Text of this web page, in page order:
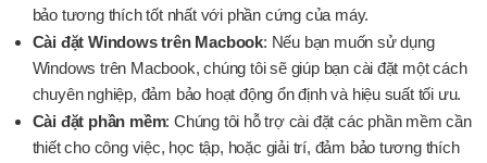
bảo tương thích tốt nhất với phần cứng của máy.
Cài đặt Windows trên Macbook: Nếu bạn muốn sử dụng
Windows trên Macbook, chúng tôi sẽ giúp bạn cài đặt một cách
chuyên nghiệp, đảm bảo hoạt động ổn định và hiệu suất tối ưu.
Cài đặt phần mềm: Chúng tôi hỗ trợ cài đặt các phần mềm cần
thiết cho công việc, học tập, hoặc giải trí, đảm bảo tương thích